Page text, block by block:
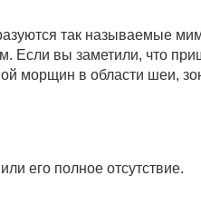
так называемые
Если вы заметили, что
морщин в области шеи,
его полное отсутствие.